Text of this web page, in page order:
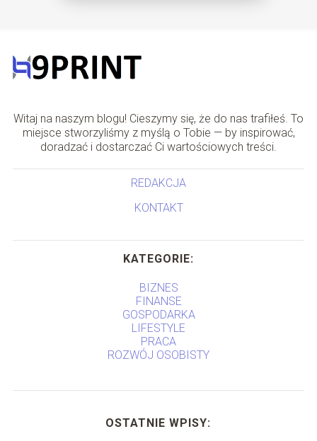
Witaj na naszym blogu! Cieszymy się, że do nas trafiłeś. To
miejsce stworzyliśmy z myślą o Tobie — by inspirować,
doradzać i dostarczać Ci wartościowych treści.
REDAKCJA
KONTAKT
KATEGORIE:
BIZNES
FINANSE
GOSPODARKA
LIFESTYLE
PRACA
ROZWÓJ OSOBISTY
OSTATNIE WPISY: